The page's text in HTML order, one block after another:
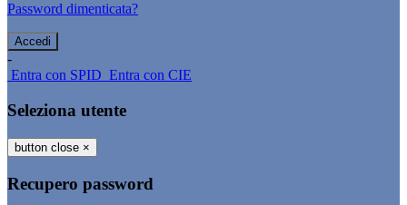
Password dimenticata?
-
Entra con SPID Entra con CIE
Seleziona utente
button close ×
Recupero password